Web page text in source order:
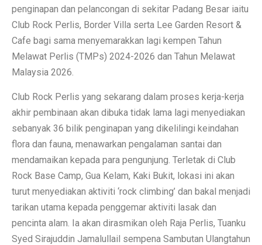
penginapan dan pelancongan di sekitar Padang Besar iaitu
Club Rock Perlis, Border Villa serta Lee Garden Resort &
Cafe bagi sama menyemarakkan lagi kempen Tahun
Melawat Perlis (TMPs) 2024-2026 dan Tahun Melawat
Malaysia 2026.
Club Rock Perlis yang sekarang dalam proses kerja-kerja
akhir pembinaan akan dibuka tidak lama lagi menyediakan
sebanyak 36 bilik penginapan yang dikelilingi keindahan
flora dan fauna, menawarkan pengalaman santai dan
mendamaikan kepada para pengunjung. Terletak di Club
Rock Base Camp, Gua Kelam, Kaki Bukit, lokasi ini akan
turut menyediakan aktiviti ‘rock climbing’ dan bakal menjadi
tarikan utama kepada penggemar aktiviti lasak dan
pencinta alam. Ia akan dirasmikan oleh Raja Perlis, Tuanku
Syed Sirajuddin Jamalullail sempena Sambutan Ulangtahun